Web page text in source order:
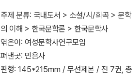
주제 분류: 국내도서 > 소설/시/희곡 > 문학
의 이해 > 한국문학론 > 한국문학사
엮은이: 여성문학사연구모임
펴낸곳: 민음사
판형: 145*215mm / 무선제본 / 전 7권, 총